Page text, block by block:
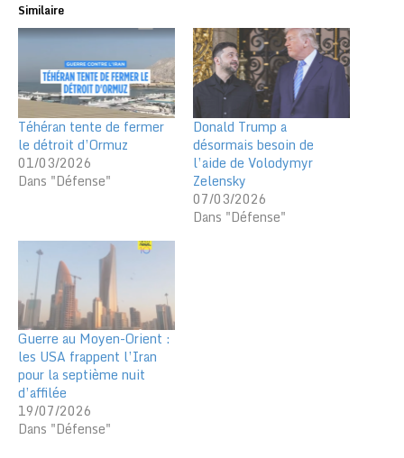
Similaire
Téhéran tente de fermer
le détroit d’Ormuz
01/03/2026
Dans "Défense"
Donald Trump a
désormais besoin de
l’aide de Volodymyr
Zelensky
07/03/2026
Dans "Défense"
Guerre au Moyen-Orient :
les USA frappent l’Iran
pour la septième nuit
d’affilée
19/07/2026
Dans "Défense"